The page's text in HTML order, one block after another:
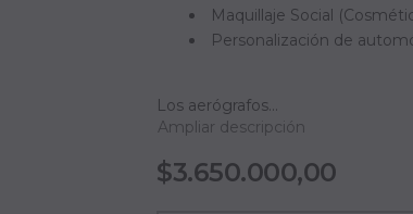
Maquillaje Social
Personalización de
Los aerógrafos...
Ampliar descripción
$3.650.000,00